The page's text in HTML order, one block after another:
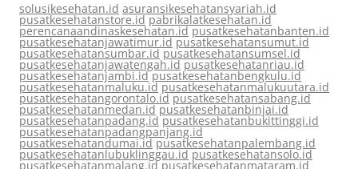
solusikesehatan.id asuransikesehatansyariah.id
pusatkesehatanstore.id pabrikalatkesehatan.id
perencanaandinaskesehatan.id pusatkesehatanbanten.id
pusatkesehatanjawatimur.id pusatkesehatansumut.id
pusatkesehatansumbar.id pusatkesehatansumsel.id
pusatkesehatanjawatengah.id pusatkesehatanriau.id
pusatkesehatanjambi.id pusatkesehatanbengkulu.id
pusatkesehatanmaluku.id pusatkesehatanmalukuutara.id
pusatkesehatangorontalo.id pusatkesehatansabang.id
pusatkesehatanmedan.id pusatkesehatanbinjai.id
pusatkesehatanpadang.id pusatkesehatanbukittinggi.id
pusatkesehatanpadangpanjang.id
pusatkesehatandumai.id pusatkesehatanpalembang.id
pusatkesehatanlubuklinggau.id pusatkesehatansolo.id
pusatkesehatanmalang.id pusatkesehatanmataram.id